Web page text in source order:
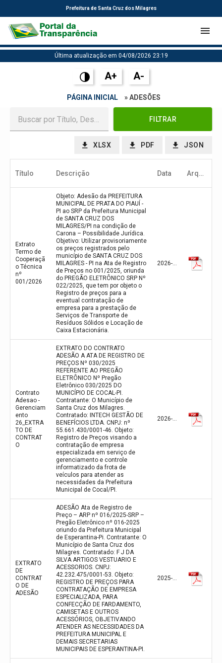
Prefeitura de Santa Cruz dos Milagres
Última atualização em 04/08/2026 23:19
A+ A-
PÁGINA INICIAL » ADESÕES
FILTRAR
XLSX PDF JSON
Título Descrição Data Arquivo
Extrato
Termo de
Cooperaçã
o Técnica
nº
001/2026
Objeto: Adesão da PREFEITURA
MUNICIPAL DE PRATA DO PIAUÍ -
PI ao SRP da Prefeitura Municipal
de SANTA CRUZ DOS
MILAGRES/PI na condição de
Carona – Possibilidade Jurídica.
Objetivo: Utilizar provisoriamente
os preços registrados pelo
município de SANTA CRUZ DOS
MILAGRES - PI na Ata de Registro
de Preços no 001/2025, oriunda
do PREGÃO ELETRÔNICO SRP Nº
022/2025, que tem por objeto o
Registro de preços para a
eventual contratação de
empresa para a prestação de
Serviços de Transporte de
Resíduos Sólidos e Locação de
Caixa Estacionária.
2026-02-24
Contrato
Adesao -
Gerenciam
ento
26_EXTRA
TO DE
CONTRAT
O
EXTRATO DO CONTRATO
ADESÃO A ATA DE REGISTRO DE
PREÇOS Nº 030/2025
REFERENTE AO PREGÃO
ELETRÔNICO Nº Pregão
Eletrônico 030/2025 DO
MUNICÍPIO DE COCAL-PI.
Contratante: O Município de
Santa Cruz dos Milagres.
Contratado: INTECH GESTÃO DE
BENEFÍCIOS LTDA. CNPJ: nº
55.661.430/0001-46. Objeto:
Registro de Preços visando a
contratação de empresa
especializada em serviço de
gerenciamento e controle
informatizado da frota de
veículos para atender as
necessidades da Prefeitura
Municipal de Cocal/PI.
2026-01-06
EXTRATO
DE
CONTRAT
O DE
ADESÃO
ADESÃO Ata de Registro de
Preço – ARP nº 016/2025-SRP –
Pregão Eletrônico nº 016-2025
oriundo da Prefeitura Municipal
de Esperantina-Pi. Contratante: O
Município de Santa Cruz dos
Milagres. Contratado: F J DA
SILVA ARTIGOS VESTUARIO E
ACESSORIOS. CNPJ:
42.232.475/0001-53. Objeto:
REGISTRO DE PREÇOS PARA
CONTRATAÇÃO DE EMPRESA
ESPECIALIZADA, PARA
CONFECÇÃO DE FARDAMENTO,
CAMISETAS E OUTROS
ACESSÓRIOS, OBJETIVANDO
ATENDER AS NECESSIDADES DA
PREFEITURA MUNICIPAL E
DEMAIS SECRETARIAS
MUNICIPAIS DE ESPERANTINA-PI.
2025-12-19